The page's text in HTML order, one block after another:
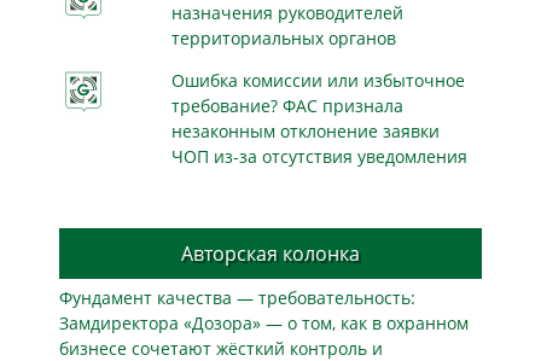
назначения руководителей
территориальных органов
Ошибка комиссии или избыточное
требование? ФАС признала
незаконным отклонение заявки
ЧОП из-за отсутствия уведомления
Авторская колонка
Фундамент качества — требовательность:
Замдиректора «Дозора» — о том, как в охранном
бизнесe сочетают жёсткий контроль и